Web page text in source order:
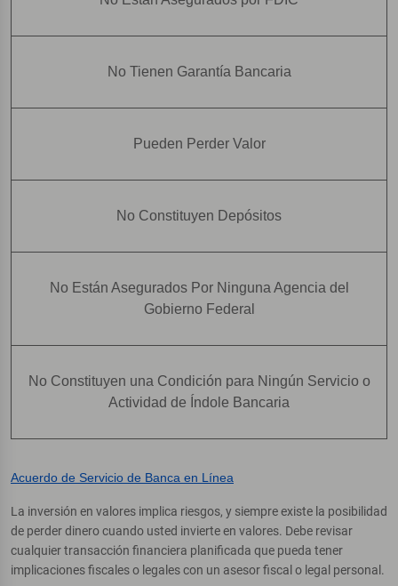
No Tienen Garantía Bancaria
Pueden Perder Valor
No Constituyen Depósitos
No Están Asegurados Por Ninguna Agencia del
Gobierno Federal
No Constituyen una Condición para Ningún Servicio o
Actividad de Índole Bancaria
Acuerdo de Servicio de Banca en Línea
La inversión en valores implica riesgos, y siempre existe la posibilidad
de perder dinero cuando usted invierte en valores. Debe revisar
cualquier transacción financiera planificada que pueda tener
implicaciones fiscales o legales con un asesor fiscal o legal personal.